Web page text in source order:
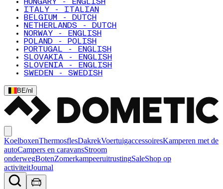
HUNGARY - ENGLISH
ITALY - ITALIAN
BELGIUM - DUTCH
NETHERLANDS - DUTCH
NORWAY - ENGLISH
POLAND - POLISH
PORTUGAL - ENGLISH
SLOVAKIA - ENGLISH
SLOVENIA - ENGLISH
SWEDEN - SWEDISH
BE/nl
KoelboxenThermosflesDakrekVoertuigaccessoiresKamperen met de
autoCampers en caravansStroom
onderwegBotenZomerkampeeruitrustingSaleShop op
activiteitJournal